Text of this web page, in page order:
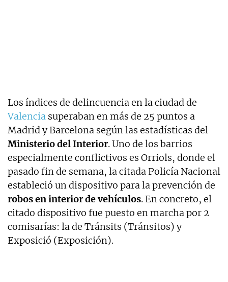
Los índices de delincuencia en la ciudad de
Valencia superaban en más de 25 puntos a
Madrid y Barcelona según las estadísticas del
Ministerio del Interior. Uno de los barrios
especialmente conflictivos es Orriols, donde el
pasado fin de semana, la citada Policía Nacional
estableció un dispositivo para la prevención de
robos en interior de vehículos. En concreto, el
citado dispositivo fue puesto en marcha por 2
comisarías: la de Tránsits (Tránsitos) y
Exposició (Exposición).